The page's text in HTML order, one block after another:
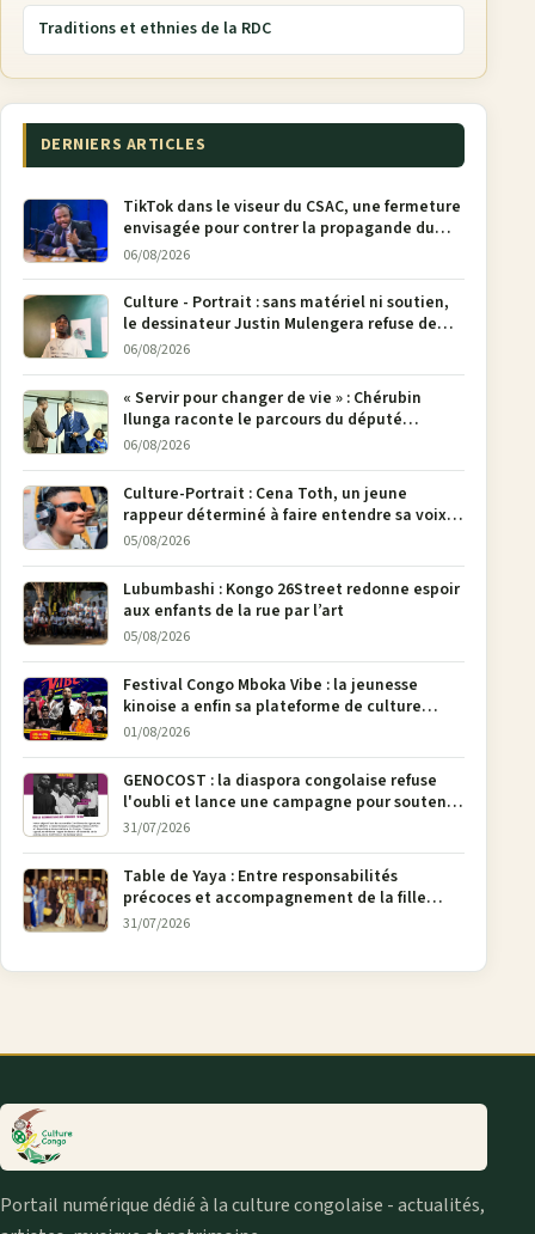
Traditions et ethnies de la RDC
DERNIERS ARTICLES
TikTok dans le viseur du CSAC, une fermeture
envisagée pour contrer la propagande du
M23
06/08/2026
Culture - Portrait : sans matériel ni soutien,
le dessinateur Justin Mulengera refuse de
poser son crayon
06/08/2026
« Servir pour changer de vie » : Chérubin
Ilunga raconte le parcours du député
national Jethro Muyombi Tshimbu en 137
06/08/2026
Culture-Portrait : Cena Toth, un jeune
rappeur déterminé à faire entendre sa voix à
Bunia
05/08/2026
Lubumbashi : Kongo 26Street redonne espoir
aux enfants de la rue par l’art
05/08/2026
Festival Congo Mboka Vibe : la jeunesse
kinoise a enfin sa plateforme de culture
urbaine
01/08/2026
GENOCOST : la diaspora congolaise refuse
l'oubli et lance une campagne pour soutenir
la pétition FONAREV depuis Bruxelles
31/07/2026
Table de Yaya : Entre responsabilités
précoces et accompagnement de la fille
aînée, la diaspora en débat
31/07/2026
Portail numérique dédié à la culture congolaise - actualités,